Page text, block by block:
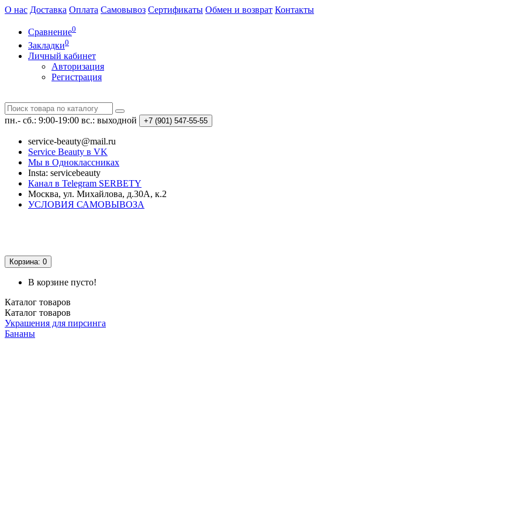
О нас Доставка Оплата Самовывоз Сертификаты Обмен и возврат Контакты
Сравнение0
Закладки0
Личный кабинет
Авторизация
Регистрация
пн.- сб.: 9:00-19:00 вс.: выходной +7 (901) 547-55-55
service-beauty@mail.ru
Service Beauty в VK
Мы в Одноклассниках
Insta: servicebeauty
Канал в Telegram SERBETY
Москва, ул. Михайлова, д.30А, к.2
УСЛОВИЯ САМОВЫВОЗА
Корзина: 0
В корзине пусто!
Каталог товаров
Каталог товаров
Украшения для пирсинга
Бананы